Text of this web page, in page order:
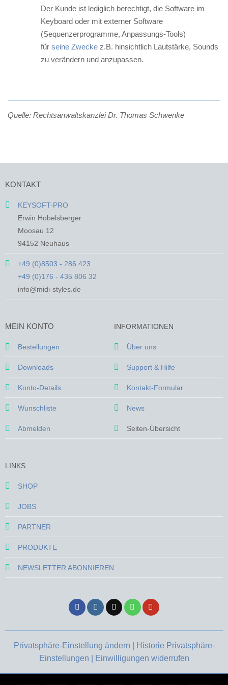
Der Kunde ist lediglich berechtigt, die Software im
Keyboard oder mit externer Software
(Sequenzerprogramme, Anpassungs-Tools)
für seine Zwecke z.B. hinsichtlich Lautstärke, Sounds
zu verändern und anzupassen.
Quelle: Rechtsanwaltskanzlei Dr. Thomas Schwenke
KONTAKT
KEYSOFT-PRO
Erwin Hobelsberger
Moosau 12
94152 Neuhaus
+49 (0)8503 - 286 423
+49 (0)176 - 435 806 32
info@midi-styles.de
MEIN KONTO
Bestellungen
Downloads
Konto-Details
Wunschliste
Abmelden
INFORMATIONEN
Über uns
Support & Hilfe
Kontakt-Formular
News
Seiten-Übersicht
LINKS
SHOP
JOBS
PARTNER
PRODUKTE
NEWSLETTER ABONNIEREN
Privatsphäre-Einstellung ändern |
Historie Privatsphäre-
Einstellungen |
Einwilligungen widerrufen